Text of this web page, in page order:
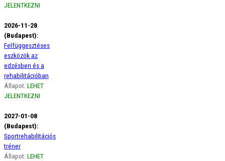
JELENTKEZNI
2026-11-28
(Budapest):
Felfüggesztéses
eszközök az
edzésben és a
rehabilitációban
Állapot: LEHET
JELENTKEZNI
2027-01-08
(Budapest):
Sportrehabilitációs
tréner
Állapot: LEHET